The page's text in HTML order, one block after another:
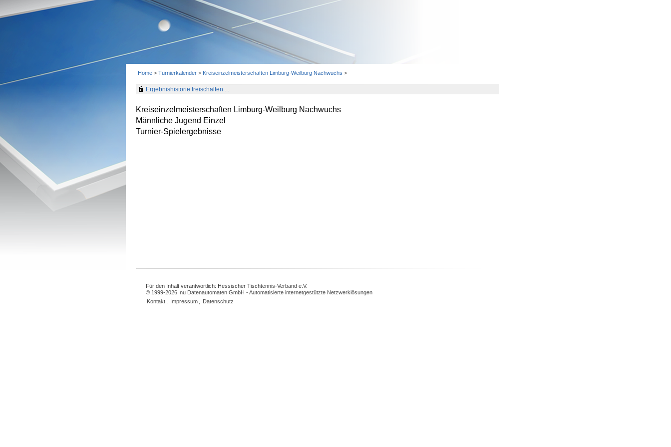
Home > Turnierkalender > Kreiseinzelmeisterschaften Limburg-Weilburg Nachwuchs >
Ergebnishistorie freischalten ...
Kreiseinzelmeisterschaften Limburg-Weilburg Nachwuchs
Männliche Jugend Einzel
Turnier-Spielergebnisse
Für den Inhalt verantwortlich: Hessischer Tischtennis-Verband e.V.
© 1999-2026 nu Datenautomaten GmbH - Automatisierte internetgestützte Netzwerklösungen
Kontakt
Impressum Datenschutz